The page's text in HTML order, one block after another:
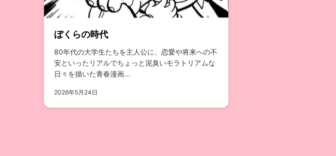
ぼくらの時代
80年代の大学生たちを主人公に、恋愛や将来への不
安といったリアルでちょっと泥臭いモラトリアムな
日々を描いた青春漫画...
2026年5月24日